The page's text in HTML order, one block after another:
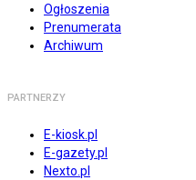
Ogłoszenia
Prenumerata
Archiwum
PARTNERZY
E-kiosk.pl
E-gazety.pl
Nexto.pl